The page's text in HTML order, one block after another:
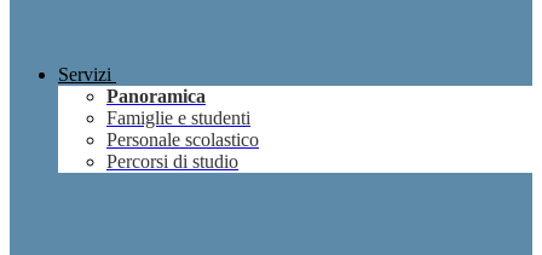
Servizi
Panoramica
Famiglie e studenti
Personale scolastico
Percorsi di studio